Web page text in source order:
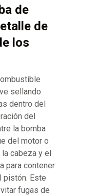
de
de
los
sellando
dentro del
del
la bomba
del motor o
cabeza y el
para contener
pistón. Este
fugas de